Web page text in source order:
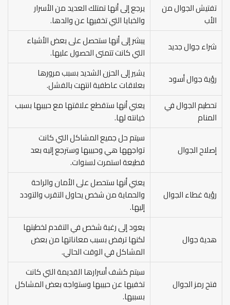
تفتيش الجوال من
الأب
يرجع إلى أنها تمتلك العديد من الأسرار
والخبايا التي تخفيها عن والدها.
شراء جوال جديد
يبشر إلى أنها ستحصل على بعض الأشياء
التي كانت تتمنى الحصول عليها.
رؤية جوال أسود
يشير إلى الحزن الشديد بسبب مرورها
بعلاقات عاطفية انتهت بالفشل.
تحطيم الجوال في
المنام
يعني أنها ستقطع علاقتها مع حبيبها بسبب
خيانته لها.
إصلاح الجوال
سيتم حل جميع المشاكل التي كانت
تواجهها هي وحبيبها وسترجع إليه بعد
قطيعة استمرت لسنوات.
رؤية غطاء الجوال
يعني أنها ستحصل على الأمان والراحة
والحماية من شخص يحاول التقرب والتودد
إليها.
هدية جوال
يعود إلى رغبة شخص في التقدم لخطبتها
لكنها ترفض بسبب معاناتها من بعض
المشاكل في الوقت الحالي.
فتح رمز الجوال
سيتم كشف أسرارها القديمة التي كانت
تخفيها عن حبيبها وستواجه بعض المشاكل
بسببها.